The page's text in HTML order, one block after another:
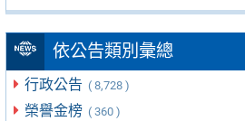
依公告類別彙總
行政公告 ( 8,728 )
榮譽金榜 ( 360 )